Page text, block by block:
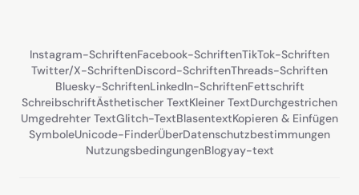
Instagram-SchriftenFacebook-SchriftenTikTok-Schriften
Twitter/X-SchriftenDiscord-SchriftenThreads-Schriften
Bluesky-SchriftenLinkedIn-SchriftenFettschrift
SchreibschriftÄsthetischer TextKleiner TextDurchgestrichen
Umgedrehter TextGlitch-TextBlasentextKopieren & Einfügen
SymboleUnicode-FinderÜberDatenschutzbestimmungen
NutzungsbedingungenBlogyay-text